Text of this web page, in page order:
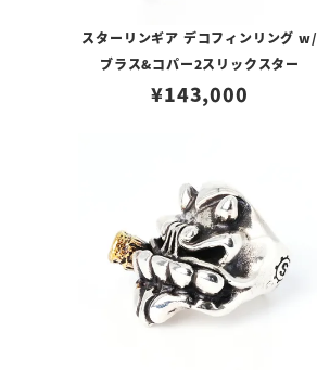
スターリンギア デコフィンリング w/
ブラス&コパー2スリックスター
¥143,000